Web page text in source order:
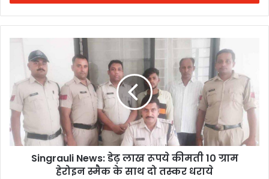
Singrauli News: डेढ़ लाख रूपये कीमती 10 ग्राम
हेरोइन स्मैक के साथ दो तस्कर धराये